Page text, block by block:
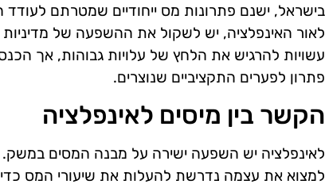
בישראל, ישנם פתרונות מס ייחודיים שמטרתם
לאור האינפלציה, יש לשקול את ההשפעה של
עשויות להרגיש את הלחץ של עלויות גבוהות, אך
פתרון לפערים התקציביים שנוצרים.
הקשר בין מיסים לאינפלציה
לאינפלציה יש השפעה ישירה על מבנה המסים
למצוא את עצמה נדרשת להעלות את שיעורי המס